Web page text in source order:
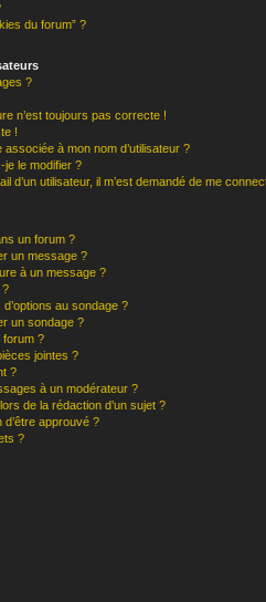
du forum” ?
?
n’est toujours pas correcte !
!
à mon nom d’utilisateur ?
je le modifier ?
d’un utilisateur, il m’est demandé de me
un forum ?
un message ?
à un message ?
?
au sondage ?
un sondage ?
forum ?
jointes ?
?
à un modérateur ?
de la rédaction d’un sujet ?
approuvé ?
?